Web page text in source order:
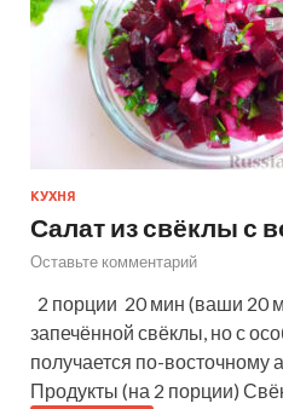
КУХНЯ
Салат из свёклы с
Оставьте комментарий
2 порции 20 мин (ваши 20
запечённой свёклы, но с
получается по-
Продукты (на 2 порции)